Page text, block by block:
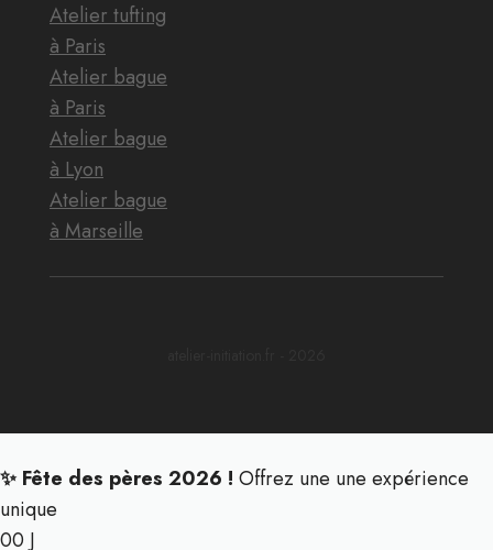
Atelier tufting
à Paris
Atelier bague
à Paris
Atelier bague
à Lyon
Atelier bague
à Marseille
✨ Fête des pères 2026 ! Offrez une une expérience
unique
00 J